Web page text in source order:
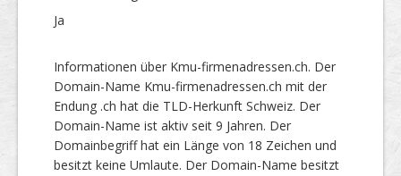
Ja
Informationen über Kmu-firmenadressen.ch. Der
Domain-Name Kmu-firmenadressen.ch mit der
Endung .ch hat die TLD-Herkunft Schweiz. Der
Domain-Name ist aktiv seit 9 Jahren. Der
Domainbegriff hat ein Länge von 18 Zeichen und
besitzt keine Umlaute. Der Domain-Name besitzt